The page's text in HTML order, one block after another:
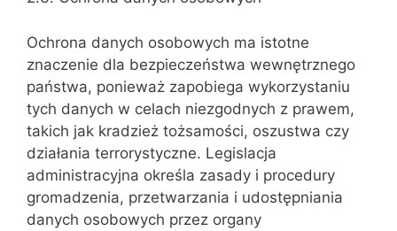
Ochrona danych osobowych ma istotne
znaczenie dla bezpieczeństwa wewnętrznego
państwa, ponieważ zapobiega wykorzystaniu
tych danych w celach niezgodnych z prawem,
takich jak kradzież tożsamości, oszustwa czy
działania terrorystyczne. Legislacja
administracyjna określa zasady i procedury
gromadzenia, przetwarzania i udostępniania
danych osobowych przez organy